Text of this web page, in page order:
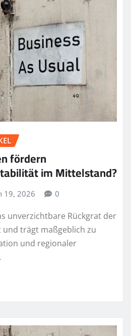
fördern
im Mittelstand?
19, 2026 0
unverzichtbare Rückgrat der
trägt maßgeblich zu
und regionaler